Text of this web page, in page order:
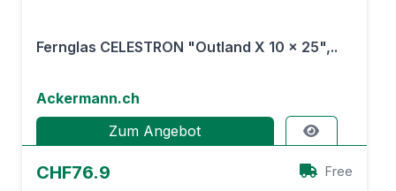
Fernglas CELESTRON "Outland X 10 x 25",..
Ackermann.ch
Zum Angebot
CHF76.9 Free